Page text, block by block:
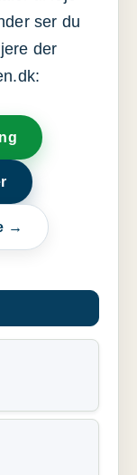
ser du
der
→